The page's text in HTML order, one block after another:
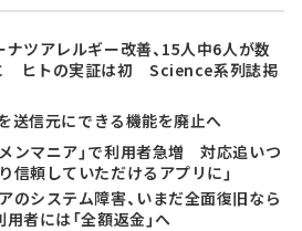
ナツアレルギー改善、15人中6人が数
ヒトの実証は初 Science系列誌掲
送信元にできる機能を廃止へ
ンマニア」で利用者急増 対応追いつ
信頼していただけるアプリに」
のシステム障害、いまだ全面復旧なら
者には「全額返金」へ